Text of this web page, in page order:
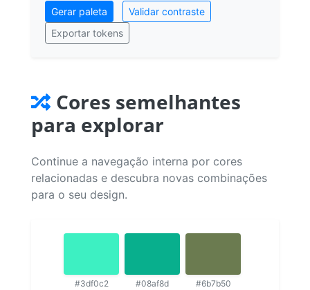
Gerar paleta
Validar contraste
Exportar tokens
Cores semelhantes
para explorar
Continue a navegação interna por cores
relacionadas e descubra novas combinações
para o seu design.
#3df0c2 #08af8d #6b7b50